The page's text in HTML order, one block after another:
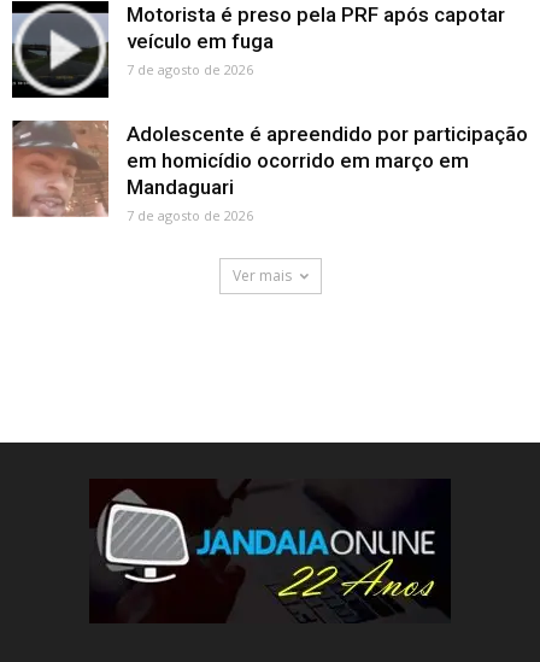
Motorista é preso pela PRF após capotar
veículo em fuga
7 de agosto de 2026
Adolescente é apreendido por participação
em homicídio ocorrido em março em
Mandaguari
7 de agosto de 2026
Ver mais